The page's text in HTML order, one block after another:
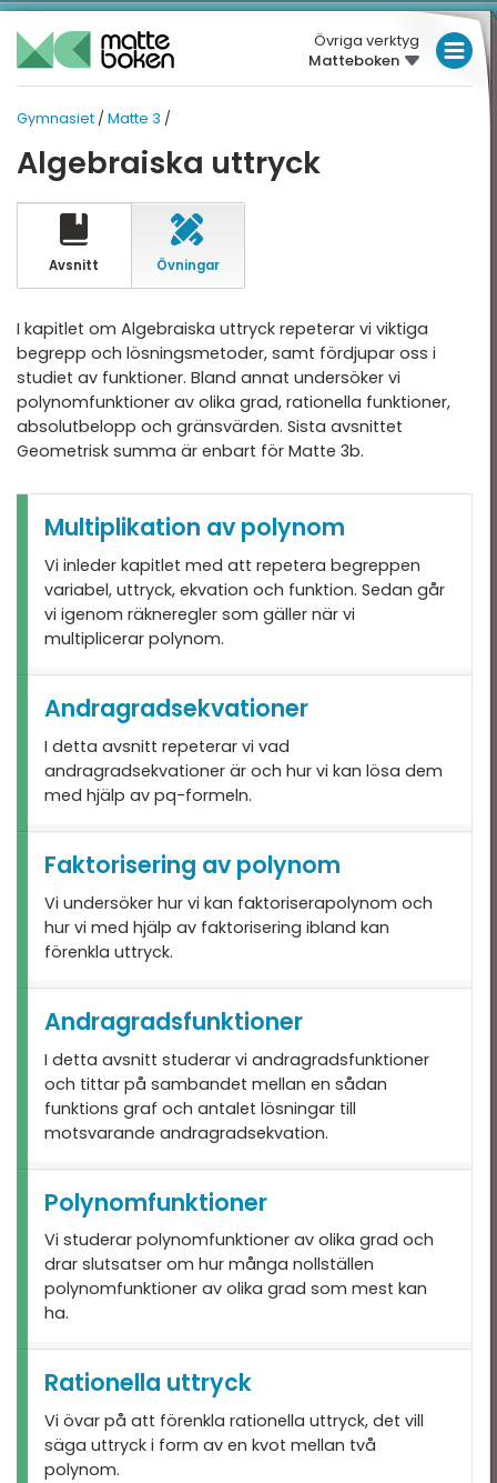
Övriga verktyg
Matteboken
Gymnasiet / Matte 3 /
Algebraiska uttryck
Avsnitt Övningar
I kapitlet om Algebraiska uttryck repeterar vi viktiga
begrepp och lösningsmetoder, samt fördjupar oss i
studiet av funktioner. Bland annat undersöker vi
polynomfunktioner av olika grad, rationella funktioner,
absolutbelopp och gränsvärden. Sista avsnittet
Geometrisk summa är enbart för Matte 3b.
Multiplikation av polynom
Vi inleder kapitlet med att repetera begreppen
variabel, uttryck, ekvation och funktion. Sedan går
vi igenom räkneregler som gäller när vi
multiplicerar polynom.
Andragradsekvationer
I detta avsnitt repeterar vi vad
andragradsekvationer är och hur vi kan lösa dem
med hjälp av pq-formeln.
Faktorisering av polynom
Vi undersöker hur vi kan faktoriserapolynom och
hur vi med hjälp av faktorisering ibland kan
förenkla uttryck.
Andragradsfunktioner
I detta avsnitt studerar vi andragradsfunktioner
och tittar på sambandet mellan en sådan
funktions graf och antalet lösningar till
motsvarande andragradsekvation.
Polynomfunktioner
Vi studerar polynomfunktioner av olika grad och
drar slutsatser om hur många nollställen
polynomfunktioner av olika grad som mest kan
ha.
Rationella uttryck
Vi övar på att förenkla rationella uttryck, det vill
säga uttryck i form av en kvot mellan två
polynom.
LÅGSTADIET
HÖGSTADIET
Översikt
2
MATTE 3
Derivatan och grafen
Integraler
Trigonometri
Blandade exempel
4
5
MATTE PÅ LÄTT SV
KUL MED MATTE